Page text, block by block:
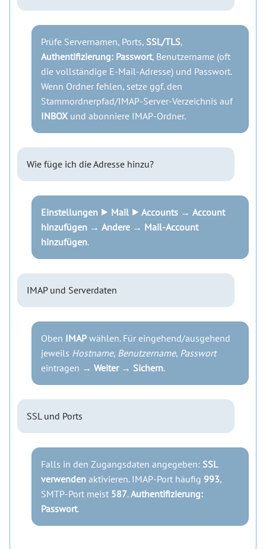
Prüfe Servernamen, Ports, SSL/TLS,
Authentifizierung: Passwort, Benutzername (oft
die vollständige E-Mail-Adresse) und Passwort.
Wenn Ordner fehlen, setze ggf. den
Stammordnerpfad/IMAP-Server-Verzeichnis auf
INBOX und abonniere IMAP-Ordner.
Wie füge ich die Adresse hinzu?
Einstellungen ⯈ Mail ⯈ Accounts → Account
hinzufügen → Andere → Mail-Account
hinzufügen.
IMAP und Serverdaten
Oben IMAP wählen. Für eingehend/ausgehend
jeweils Hostname, Benutzername, Passwort
eintragen → Weiter→ Sichern.
SSL und Ports
Falls in den Zugangsdaten angegeben: SSL
verwenden aktivieren. IMAP-Port häufig 993,
SMTP-Port meist 587.Authentifizierung:
Passwort.